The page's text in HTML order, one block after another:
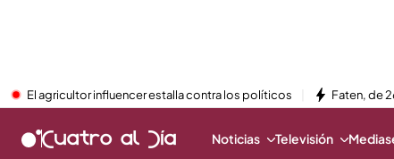
El agricultor influencer estalla contra los políticos Faten, de
Noticias Televisión